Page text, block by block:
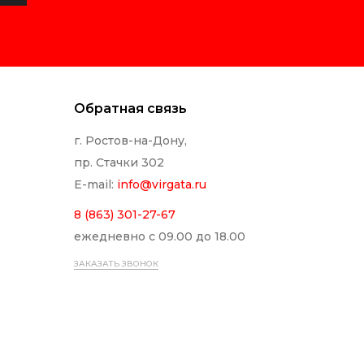
Обратная связь
г. Ростов-на-Дону,
пр. Стачки 302
E-mail: info@virgata.ru
8 (863) 301-27-67
ежедневно с 09.00 до 18.00
ЗАКАЗАТЬ ЗВОНОК